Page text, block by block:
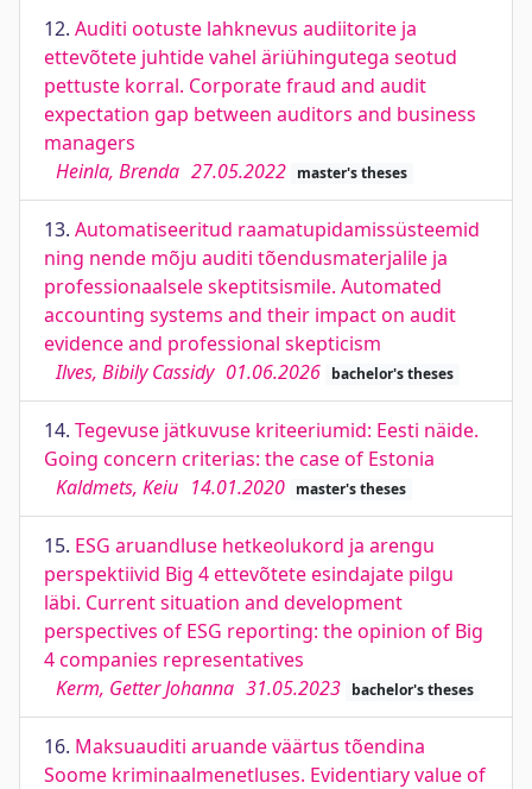
12. Auditi ootuste lahknevus audiitorite ja
ettevõtete juhtide vahel äriühingutega seotud
pettuste korral. Corporate fraud and audit
expectation gap between auditors and business
managers
Heinla, Brenda 27.05.2022 master's theses
13. Automatiseeritud raamatupidamissüsteemid
ning nende mõju auditi tõendusmaterjalile ja
professionaalsele skeptitsismile. Automated
accounting systems and their impact on audit
evidence and professional skepticism
Ilves, Bibily Cassidy 01.06.2026 bachelor's theses
14. Tegevuse jätkuvuse kriteeriumid: Eesti näide.
Going concern criterias: the case of Estonia
Kaldmets, Keiu 14.01.2020 master's theses
15. ESG aruandluse hetkeolukord ja arengu
perspektiivid Big 4 ettevõtete esindajate pilgu
läbi. Current situation and development
perspectives of ESG reporting: the opinion of Big
4 companies representatives
Kerm, Getter Johanna 31.05.2023 bachelor's theses
16. Maksuauditi aruande väärtus tõendina
Soome kriminaalmenetluses. Evidentiary value of